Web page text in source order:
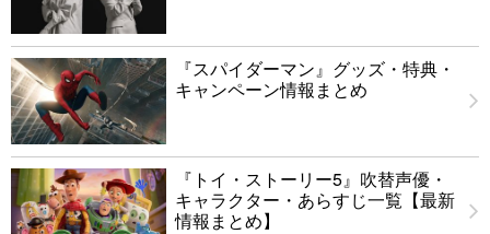
『スパイダーマン』グッズ・特典・
キャンペーン情報まとめ
『トイ・ストーリー5』吹替声優・
キャラクター・あらすじ一覧【最新
情報まとめ】